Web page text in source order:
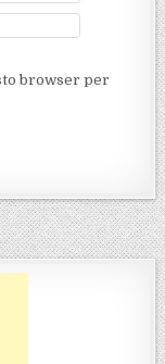
browser per